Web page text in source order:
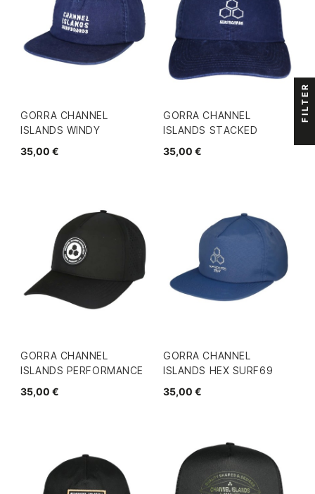
GORRA CHANNEL
ISLANDS WINDY
35,00 €
GORRA CHANNEL
ISLANDS STACKED
35,00 €
GORRA CHANNEL
ISLANDS PERFORMANCE
35,00 €
GORRA CHANNEL
ISLANDS HEX SURF69
35,00 €
FILTER